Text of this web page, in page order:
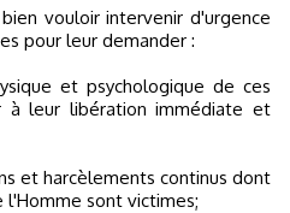
vouloir intervenir d'urgence
pour leur demander :
et psychologique de ces
à leur libération immédiate et
et harcèlements continus dont
sont victimes;